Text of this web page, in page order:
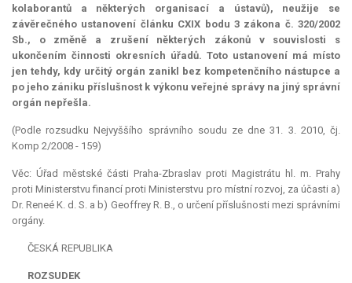
kolaborantů a některých organisací a ústavů), neužije se
závěrečného ustanovení článku CXIX bodu 3 zákona č. 320/2002
Sb., o změně a zrušení některých zákonů v souvislosti s
ukončením činnosti okresních úřadů. Toto ustanovení má místo
jen tehdy, kdy určitý orgán zanikl bez kompetenčního nástupce a
po jeho zániku příslušnost k výkonu veřejné správy na jiný správní
orgán nepřešla.
(Podle rozsudku Nejvyššího správního soudu ze dne 31. 3. 2010, čj.
Komp 2/2008 - 159)
Věc: Úřad městské části Praha-Zbraslav proti Magistrátu hl. m. Prahy
proti Ministerstvu financí proti Ministerstvu pro místní rozvoj, za účasti a)
Dr. Reneé K. d. S. a b) Geoffrey R. B., o určení příslušnosti mezi správními
orgány.
ČESKÁ REPUBLIKA
ROZSUDEK